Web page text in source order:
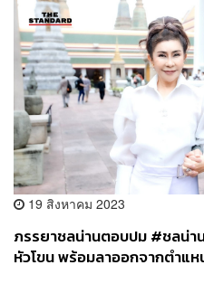
19 สิงหาคม 2023
ภรรยาชลน่านตอบปม #ชลน่า
หัวโขน พร้อมลาออกจากตำแ